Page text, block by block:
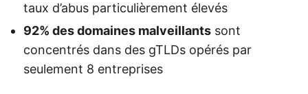
taux d’abus particulièrement élevés
92% des domaines malveillants sont
concentrés dans des gTLDs opérés par
seulement 8 entreprises